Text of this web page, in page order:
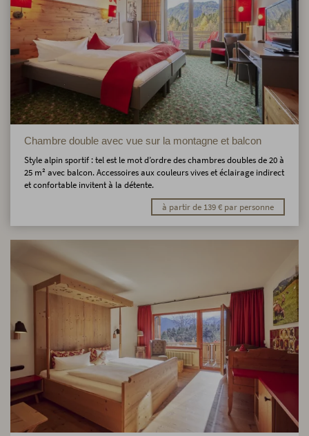
Chambre double avec vue sur la montagne et balcon
Style alpin sportif : tel est le mot d’ordre des chambres doubles de 20 à
25 m² avec balcon. Accessoires aux couleurs vives et éclairage indirect
et confortable invitent à la détente.
à partir de 139 € par personne